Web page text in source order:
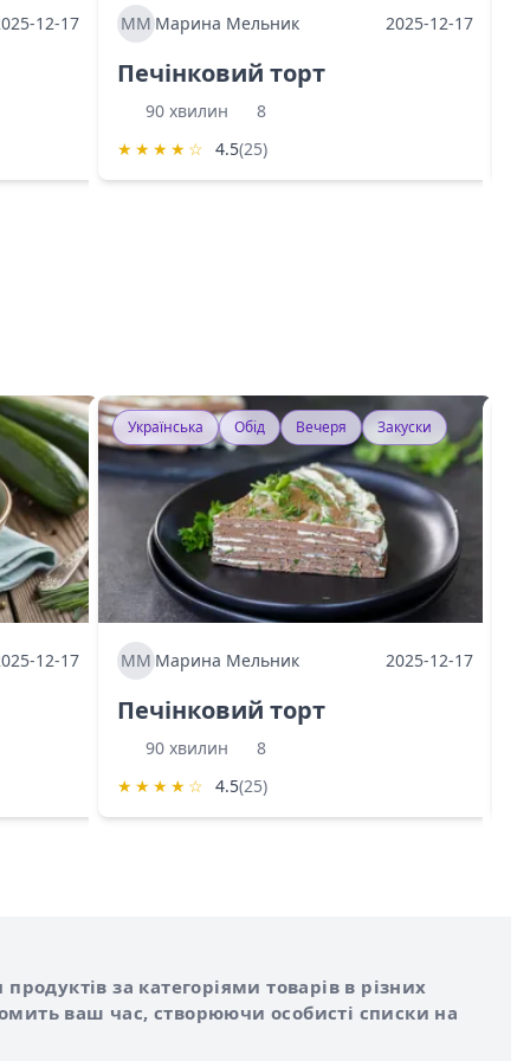
12-17 МММарина Мельник 2025-12-17
Печінковий торт
90 хвилин
8
★ ★ ★ ★ ☆ 4.5(25)
12-17
Українська Обід Вечеря Закуски
МММарина Мельник 2025-12-17
Печінковий торт
90 хвилин
8
★ ★ ★ ★ ☆ 4.5(25)
за категоріями товарів в різних
ваш час, створюючи особисті списки на